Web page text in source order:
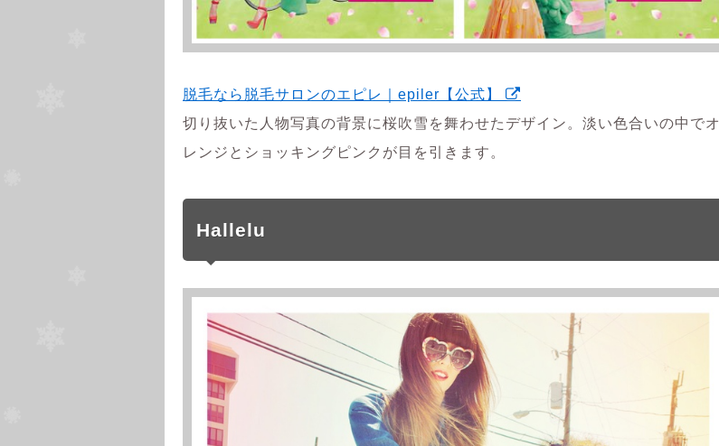
脱毛なら脱毛サロンのエピレ｜epiler【公式】
切り抜いた人物写真の背景に桜吹雪を舞わせたデザイン。淡い色合いの中でオ
レンジとショッキングピンクが目を引きます。
Hallelu